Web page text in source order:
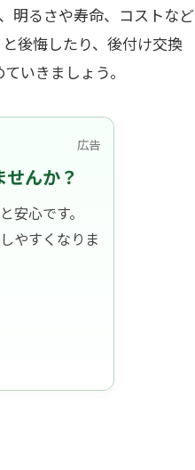
明るさや寿命、コストなど
後悔したり、後付け交換
いきましょう。
広告
んか？
安心です。
やすくなりま